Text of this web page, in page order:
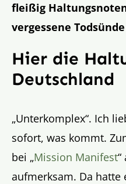
fleißig
vergessene
Hier die
Deutschland
„Unterkomplex“. Ich
sofort, was kommt.
bei „Mission Manifest
aufmerksam. Da hatte